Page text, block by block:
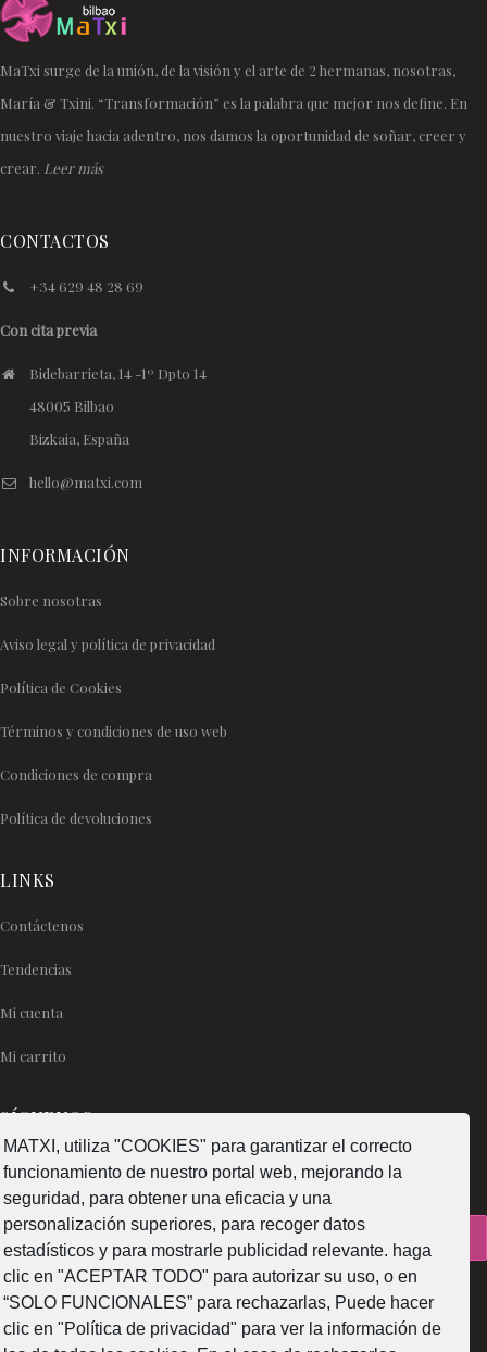
MATXI, utiliza "COOKIES" para garantizar el correcto
funcionamiento de nuestro portal web, mejorando la
seguridad, para obtener una eficacia y una
personalización superiores, para recoger datos
estadísticos y para mostrarle publicidad relevante. haga
clic en "ACEPTAR TODO" para autorizar su uso, o en
“SOLO FUNCIONALES” para rechazarlas, Puede hacer
clic en "Política de privacidad" para ver la información de
MaTxi surge de la unión, de la visión y el arte de 2 hermanas, nosotras,
María & Txini. “Transformación” es la palabra que mejor nos define. En
nuestro viaje hacia adentro, nos damos la oportunidad de soñar, creer y
crear. Leer más
CONTACTOS
+34 629 48 28 69
Con cita previa
Bidebarrieta, 14 -1º Dpto 14
48005 Bilbao
Bizkaia, España
hello@matxi.com
INFORMACIÓN
Sobre nosotras
Aviso legal y política de privacidad
Política de Cookies
Términos y condiciones de uso web
Condiciones de compra
Política de devoluciones
LINKS
Contáctenos
Tendencias
Mi cuenta
Mi carrito
SÍGUENOS
¿Como fabricamos?